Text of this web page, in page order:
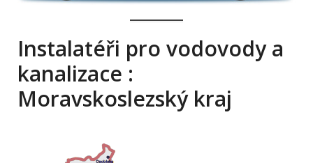
Instalatéři pro vodovody a
kanalizace :
Moravskoslezský kraj